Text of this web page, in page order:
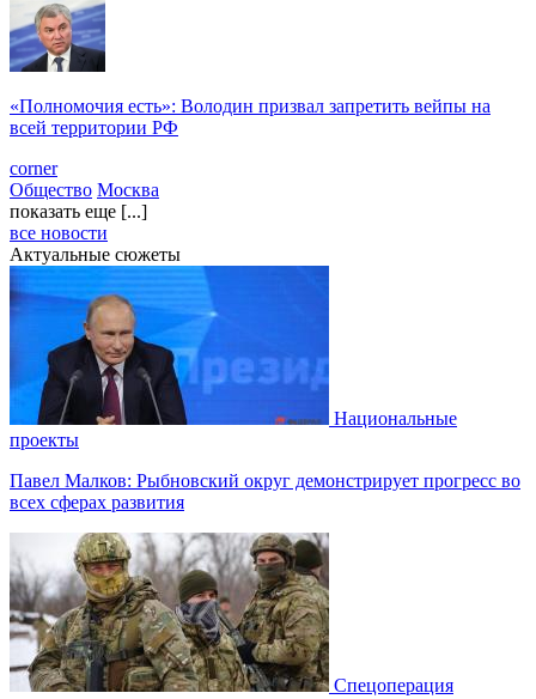
«Полномочия есть»: Володин призвал запретить вейпы на
всей территории РФ
corner
Общество Москва
показать еще [...]
все новости
Актуальные сюжеты
Национальные
проекты
Павел Малков: Рыбновский округ демонстрирует прогресс во
всех сферах развития
Спецоперация